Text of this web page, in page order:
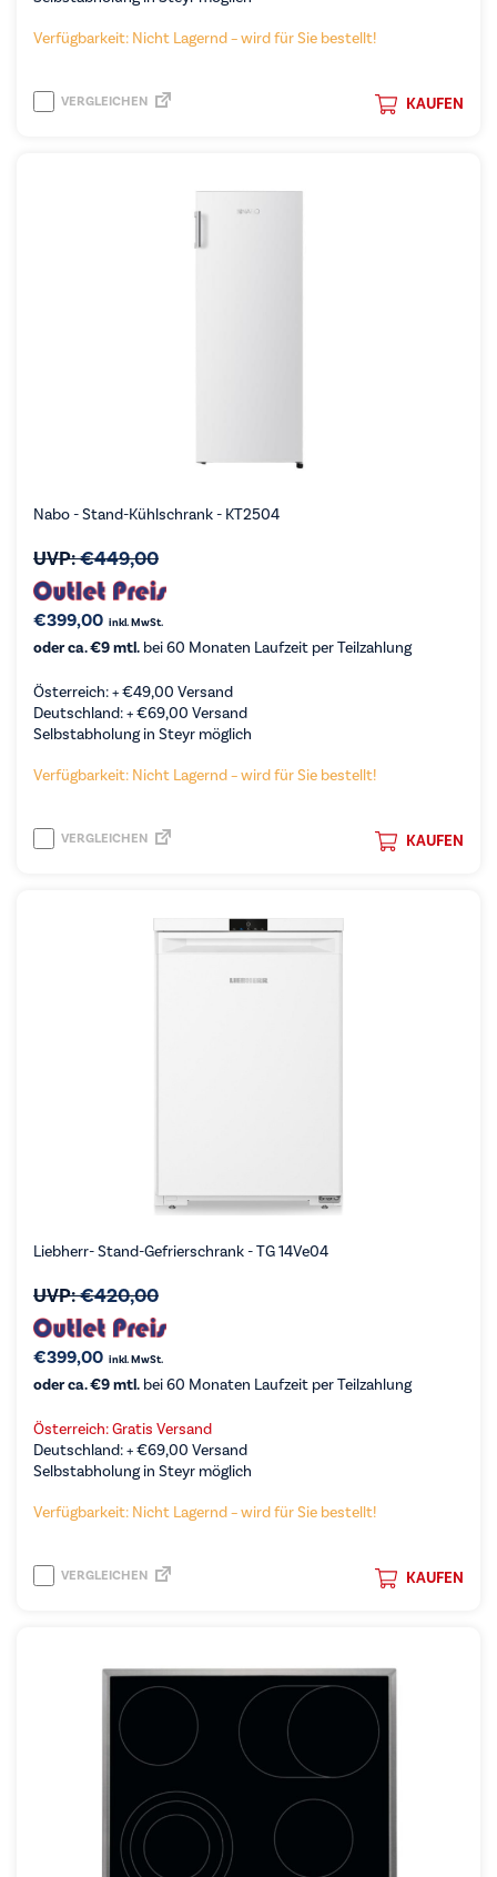
Verfügbarkeit: Nicht Lagernd – wird für Sie bestellt!
KAUFEN
VERGLEICHEN
Nabo - Stand-Kühlschrank - KT2504
UVP:€449,00
€399,00 inkl. MwSt.
oder ca. €9 mtl. bei 60 Monaten Laufzeit per Teilzahlung
Österreich: +€49,00 Versand
Deutschland: +€69,00 Versand
Selbstabholung in Steyr möglich
Verfügbarkeit: Nicht Lagernd – wird für Sie bestellt!
KAUFEN
VERGLEICHEN
Liebherr- Stand-Gefrierschrank - TG 14Ve04
UVP:€420,00
€399,00 inkl. MwSt.
oder ca. €9 mtl. bei 60 Monaten Laufzeit per Teilzahlung
Österreich: Gratis Versand
Deutschland: +€69,00 Versand
Selbstabholung in Steyr möglich
Verfügbarkeit: Nicht Lagernd – wird für Sie bestellt!
KAUFEN
VERGLEICHEN